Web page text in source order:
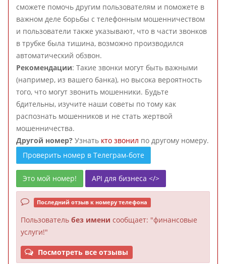
сможете помочь другим пользователям и поможете в
важном деле борьбы с телефонным мошенничеством
и пользователи также указывают, что в части звонков
в трубке была тишина, возможно производился
автоматический обзвон.
Рекомендации: Такие звонки могут быть важными
(например, из вашего банка), но высока вероятность
того, что могут звонить мошенники. Будьте
бдительны, изучите наши советы по тому как
распознать мошенников и не стать жертвой
мошенничества.
Другой номер? Узнать кто звонил по другому номеру.
Проверить номер в Телеграм-боте
Это мой номер! API для бизнеса </>
Последний отзыв к номеру телефона
Пользователь без имени сообщает: "финансовые
услуги!"
Посмотреть все отзывы